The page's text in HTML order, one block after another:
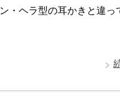
・ヘラ型の耳かきと違っ